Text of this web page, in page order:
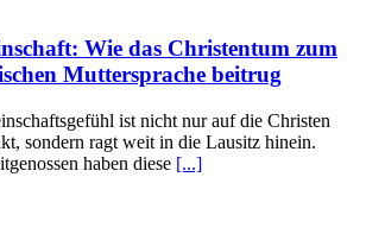
Wie das Christentum zum
Muttersprache beitrug
ist nicht nur auf die Christen
sondern ragt weit in die Lausitz hinein.
haben diese [...]